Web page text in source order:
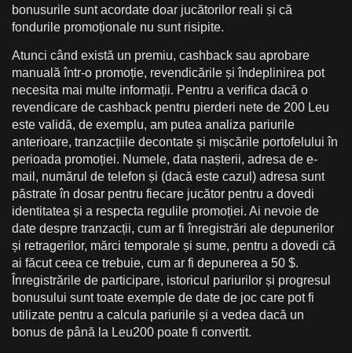
bonusurile sunt acordate doar jucătorilor reali și că
fondurile promoționale nu sunt risipite.
Atunci când există un premiu, cashback sau aprobare
manuală într-o promoție, revendicările și îndeplinirea pot
necesita mai multe informații. Pentru a verifica dacă o
revendicare de cashback pentru pierderi nete de 200 Leu
este validă, de exemplu, am putea analiza pariurile
anterioare, tranzacțiile decontate și mișcările portofelului în
perioada promoției. Numele, data nașterii, adresa de e-
mail, numărul de telefon și (dacă este cazul) adresa sunt
păstrate în dosar pentru fiecare jucător pentru a dovedi
identitatea și a respecta regulile promoției. Ai nevoie de
date despre tranzacții, cum ar fi înregistrări ale depunerilor
și retragerilor, mărci temporale și sume, pentru a dovedi că
ai făcut ceea ce trebuie, cum ar fi depunerea a 50 $.
Înregistrările de participare, istoricul pariurilor și progresul
bonusului sunt toate exemple de date de joc care pot fi
utilizate pentru a calcula pariurile și a vedea dacă un
bonus de până la Leu200 poate fi convertit.